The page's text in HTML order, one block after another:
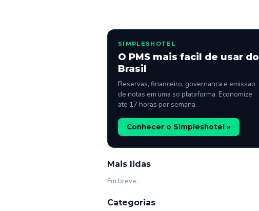
SIMPLESHOTEL
O PMS mais facil de usar do
Brasil
Reservas, financeiro, governanca e emissao
de notas em uma so plataforma. Economize
ate 17 horas por semana.
Conhecer o Simpleshotel »
Mais lidas
Em breve.
Categorias